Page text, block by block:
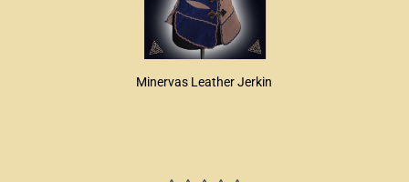
Minervas Leather Jerkin